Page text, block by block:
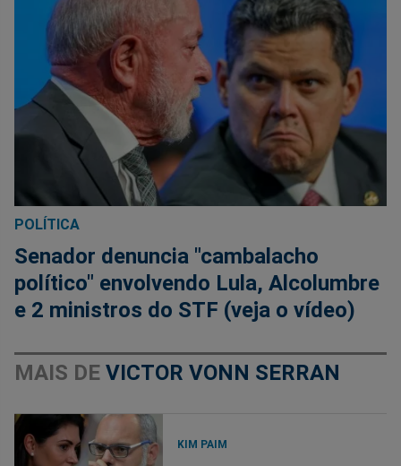
POLÍTICA
Senador denuncia "cambalacho
político" envolvendo Lula, Alcolumbre
e 2 ministros do STF (veja o vídeo)
MAIS DE VICTOR VONN SERRAN
KIM PAIM